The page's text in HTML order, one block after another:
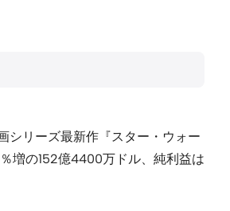
シリーズ最新作『スター・ウォー
増の152億4400万ドル、純利益は